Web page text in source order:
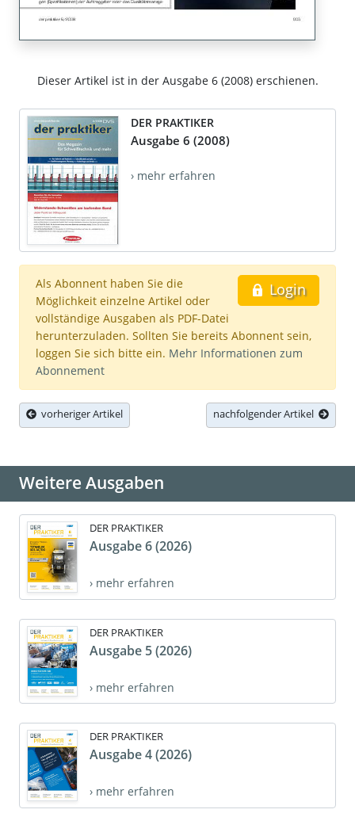
Dieser Artikel ist in der Ausgabe 6 (2008) erschienen.
DER PRAKTIKER
Ausgabe 6 (2008)
› mehr erfahren
Login
Als Abonnent haben Sie die
Möglichkeit einzelne Artikel oder
vollständige Ausgaben als PDF-Datei
herunterzuladen. Sollten Sie bereits Abonnent sein,
loggen Sie sich bitte ein. Mehr Informationen zum
Abonnement
vorheriger Artikel nachfolgender Artikel
Weitere Ausgaben
DER PRAKTIKER
Ausgabe 6 (2026)
› mehr erfahren
DER PRAKTIKER
Ausgabe 5 (2026)
› mehr erfahren
DER PRAKTIKER
Ausgabe 4 (2026)
› mehr erfahren